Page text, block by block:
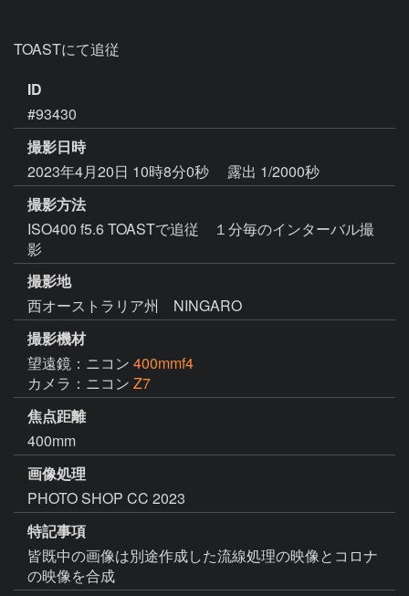
TOASTにて追従
ID
#93430
撮影日時
2023年4月20日 10時8分0秒
露出 1/2000秒
撮影方法
ISO400 f5.6 TOASTで追従 １分毎のインターバル撮
影
撮影地
西オーストラリア州 NINGARO
撮影機材
望遠鏡：ニコン 400mmf4
カメラ：ニコン Z7
焦点距離
400mm
画像処理
PHOTO SHOP CC 2023
特記事項
皆既中の画像は別途作成した流線処理の映像とコロナ
の映像を合成